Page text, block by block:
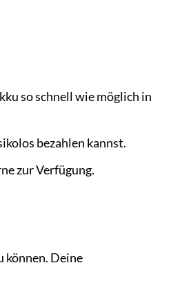
so schnell wie möglich in
bezahlen kannst.
zur Verfügung.
können. Deine